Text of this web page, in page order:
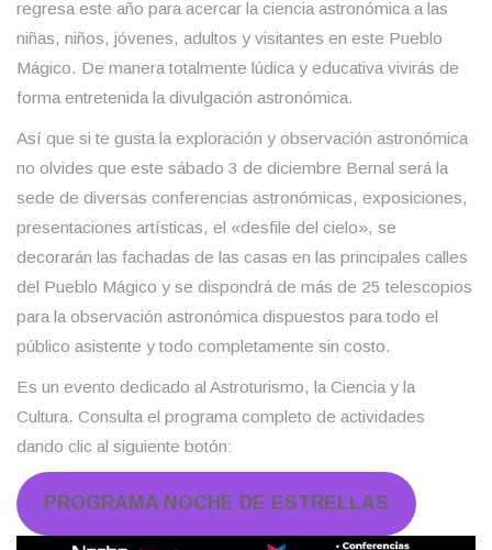
regresa este año para acercar la ciencia astronómica a las
niñas, niños, jóvenes, adultos y visitantes en este Pueblo
Mágico. De manera totalmente lúdica y educativa vivirás de
forma entretenida la divulgación astronómica.
Así que si te gusta la exploración y observación astronómica
no olvides que este sábado 3 de diciembre Bernal será la
sede de diversas conferencias astronómicas, exposiciones,
presentaciones artísticas, el «desfile del cielo», se
decorarán las fachadas de las casas en las principales calles
del Pueblo Mágico y se dispondrá de más de 25 telescopios
para la observación astronómica dispuestos para todo el
público asistente y todo completamente sin costo.
Es un evento dedicado al Astroturismo, la Ciencia y la
Cultura. Consulta el programa completo de actividades
dando clic al siguiente botón:
PROGRAMA NOCHE DE ESTRELLAS